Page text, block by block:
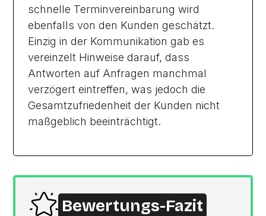
schnelle Terminvereinbarung wird
ebenfalls von den Kunden geschätzt.
Einzig in der Kommunikation gab es
vereinzelt Hinweise darauf, dass
Antworten auf Anfragen manchmal
verzögert eintreffen, was jedoch die
Gesamtzufriedenheit der Kunden nicht
maßgeblich beeinträchtigt.
Bewertungs-Fazit